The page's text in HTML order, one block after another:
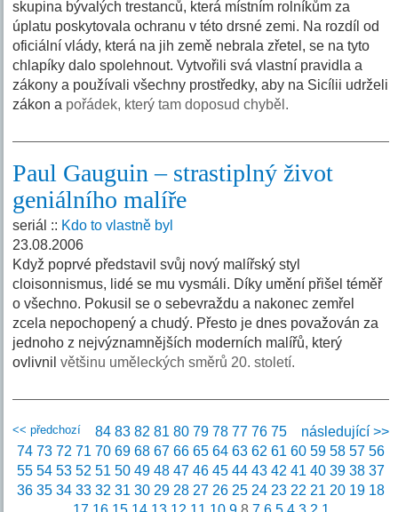
skupina bývalých trestanců, která místním rolníkům za
úplatu poskytovala ochranu v této drsné zemi. Na rozdíl od
oficiální vlády, která na jih země nebrala zřetel, se na tyto
chlapíky dalo spolehnout. Vytvořili svá vlastní pravidla a
zákony a používali všechny prostředky, aby na Sicílii udrželi
zákon a pořádek, který tam doposud chyběl.
Paul Gauguin – strastiplný život
geniálního malíře
seriál :: Kdo to vlastně byl
23.08.2006
Když poprvé představil svůj nový malířský styl
cloisonnismus, lidé se mu vysmáli. Díky umění přišel téměř
o všechno. Pokusil se o sebevraždu a nakonec zemřel
zcela nepochopený a chudý. Přesto je dnes považován za
jednoho z nejvýznamnějších moderních malířů, který
ovlivnilvětšinu uměleckých směrů 20. století.
<< předchozí následující >>
84 83 82 81 80 79 78 77 76 75
74 73 72 71 70 69 68 67 66 65 64 63 62 61 60 59 58 57 56
55 54 53 52 51 50 49 48 47 46 45 44 43 42 41 40 39 38 37
36 35 34 33 32 31 30 29 28 27 26 25 24 23 22 21 20 19 18